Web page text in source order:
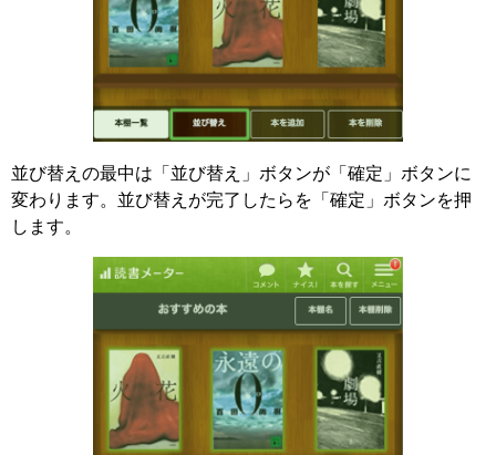
並び替えの最中は「並び替え」ボタンが「確定」ボタンに
変わります。並び替えが完了したらを「確定」ボタンを押
します。